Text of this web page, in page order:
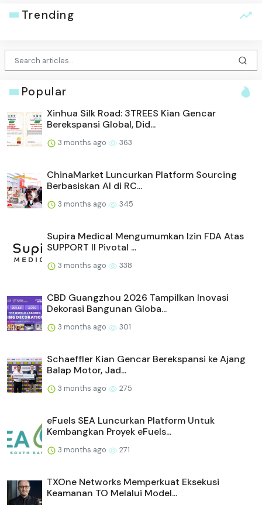
Trending
Popular
Xinhua Silk Road: 3TREES Kian Gencar
Berekspansi Global, Did...
3 months ago 363
ChinaMarket Luncurkan Platform Sourcing
Berbasiskan AI di RC...
3 months ago 345
Supira Medical Mengumumkan Izin FDA Atas
SUPPORT II Pivotal ...
3 months ago 338
CBD Guangzhou 2026 Tampilkan Inovasi
Dekorasi Bangunan Globa...
3 months ago 301
Schaeffler Kian Gencar Berekspansi ke Ajang
Balap Motor, Jad...
3 months ago 275
eFuels SEA Luncurkan Platform Untuk
Kembangkan Proyek eFuels...
3 months ago 271
TXOne Networks Memperkuat Eksekusi
Keamanan TO Melalui Model...